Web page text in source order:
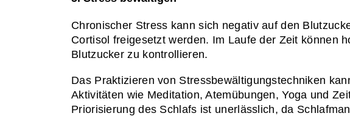
Chronischer Stress kann sich negativ auf den
Cortisol freigesetzt werden. Im Laufe der Zeit können
Blutzucker zu kontrollieren.
Das Praktizieren von Stressbewältigungstechniken
Aktivitäten wie Meditation, Atemübungen, Yoga und
Priorisierung des Schlafs ist unerlässlich, da